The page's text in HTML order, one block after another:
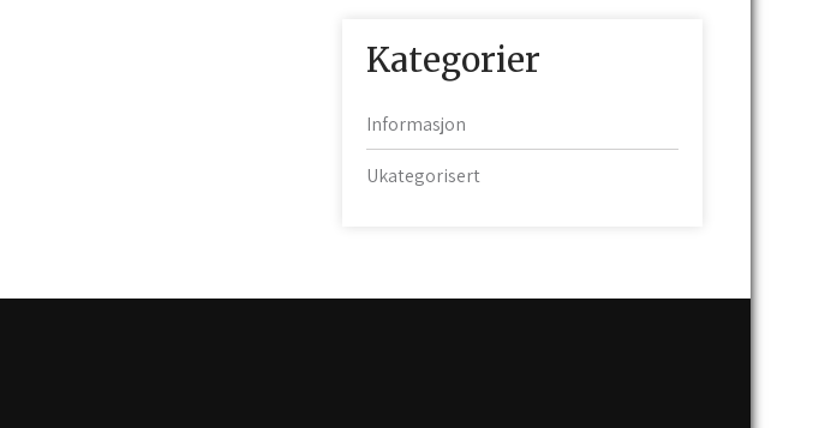
Kategorier
Informasjon
Ukategorisert